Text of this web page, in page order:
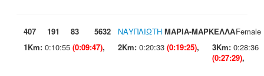
407 191 83 5632 ΝΑΥΠΛΙΩΤΗ ΜΑΡΙΑ-ΜΑΡΚΕΛΛΑFemale
1Km: 0:10:55 (0:09:47), 2Km: 0:20:33 (0:19:25), 3Km: 0:28:36
(0:27:29),